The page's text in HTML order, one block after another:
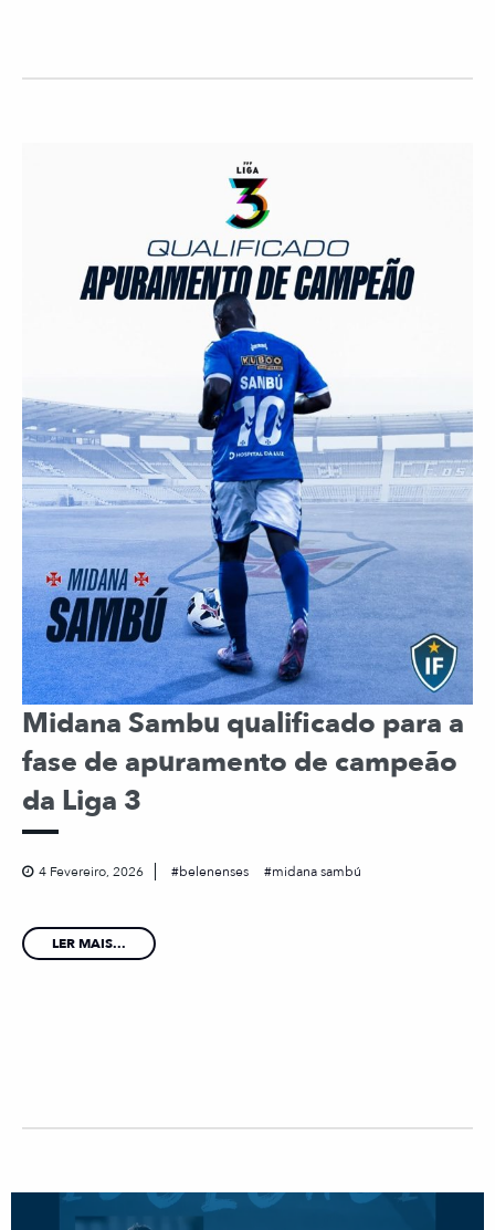
Midana Sambu qualificado para a
fase de apuramento de campeão
da Liga 3
4 Fevereiro, 2026 belenenses midana sambú
LER MAIS...